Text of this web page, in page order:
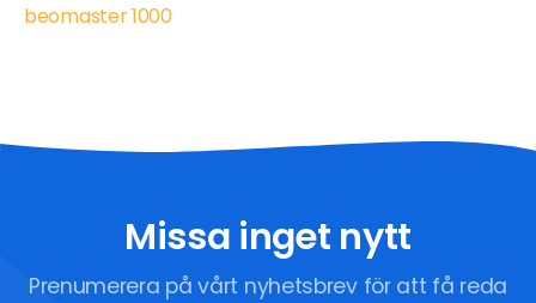
beomaster 1000
Missa inget nytt
Prenumerera på vårt nyhetsbrev för att få reda